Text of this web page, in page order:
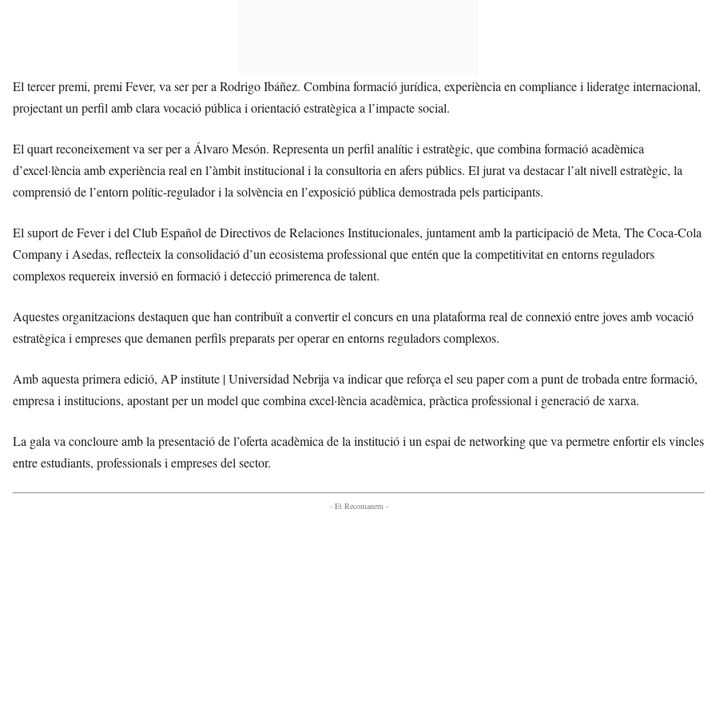
El tercer premi, premi Fever, va ser per a Rodrigo Ibáñez. Combina formació jurídica, experiència en compliance i lideratge internacional,
projectant un perfil amb clara vocació pública i orientació estratègica a l’impacte social.
El quart reconeixement va ser per a Álvaro Mesón. Representa un perfil analític i estratègic, que combina formació acadèmica
d’excel·lència amb experiència real en l’àmbit institucional i la consultoria en afers públics. El jurat va destacar l’alt nivell estratègic, la
comprensió de l’entorn polític-regulador i la solvència en l’exposició pública demostrada pels participants.
El suport de Fever i del Club Español de Directivos de Relaciones Institucionales, juntament amb la participació de Meta, The Coca-Cola
Company i Asedas, reflecteix la consolidació d’un ecosistema professional que entén que la competitivitat en entorns reguladors
complexos requereix inversió en formació i detecció primerenca de talent.
Aquestes organitzacions destaquen que han contribuït a convertir el concurs en una plataforma real de connexió entre joves amb vocació
estratègica i empreses que demanen perfils preparats per operar en entorns reguladors complexos.
Amb aquesta primera edició, AP institute | Universidad Nebrija va indicar que reforça el seu paper com a punt de trobada entre formació,
empresa i institucions, apostant per un model que combina excel·lència acadèmica, pràctica professional i generació de xarxa.
La gala va concloure amb la presentació de l’oferta acadèmica de la institució i un espai de networking que va permetre enfortir els vincles
entre estudiants, professionals i empreses del sector.
- Et Recomanem -